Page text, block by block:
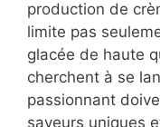
production de
limite pas
glacée de haute
cherchent à se
passionnant
saveurs uniques